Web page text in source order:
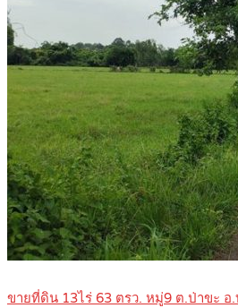
ขายที่ดิน 13ไร่ 63 ตรว. หมู่9 ต.ป่าขะ อ